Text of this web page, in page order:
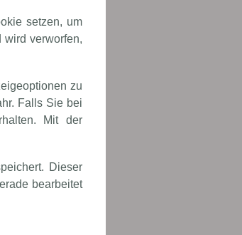
setzen, um
wird verworfen,
zu
Falls Sie bei
Mit der
Dieser
bearbeitet